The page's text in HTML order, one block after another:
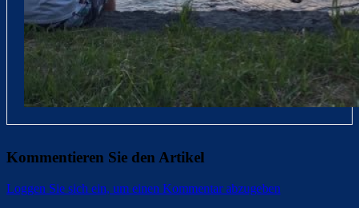
Kommentieren Sie den Artikel
Loggen Sie sich ein, um einen Kommentar abzugeben